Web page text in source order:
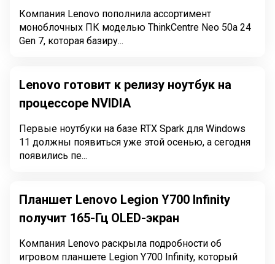
Компания Lenovo пополнила ассортимент
моноблочных ПК моделью ThinkCentre Neo 50a 24
Gen 7, которая базиру...
Lenovo готовит к релизу ноутбук на
процессоре NVIDIA
Первые ноутбуки на базе RTX Spark для Windows
11 должны появиться уже этой осенью, а сегодня
появились пе...
Планшет Lenovo Legion Y700 Infinity
получит 165-Гц OLED-экран
Компания Lenovo раскрыла подробности об
игровом планшете Legion Y700 Infinity, который